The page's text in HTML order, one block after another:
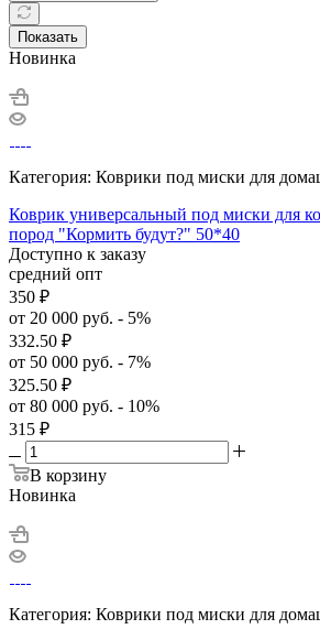
Показать
Новинка
Категория: Коврики под миски для
Коврик универсальный под миски для
пород "Кормить будут?" 50*40
Доступно к заказу
средний опт
350 ₽
от 20 000 руб. - 5%
332.50 ₽
от 50 000 руб. - 7%
325.50 ₽
от 80 000 руб. - 10%
315 ₽
В корзину
Новинка
Категория: Коврики под миски для